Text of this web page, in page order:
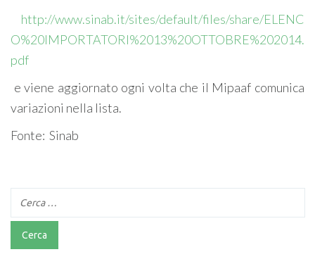
http://www.sinab.it/sites/default/files/share/ELENC
O%20IMPORTATORI%2013%20OTTOBRE%202014.
pdf
e viene aggiornato ogni volta che il Mipaaf comunica
variazioni nella lista.
Fonte: Sinab